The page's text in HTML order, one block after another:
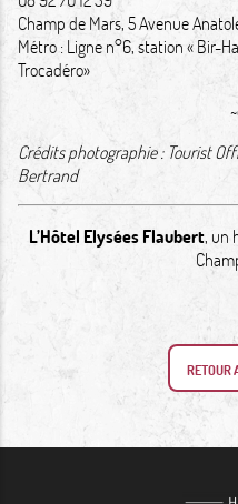
Champ de Mars, 5 Avenue
Métro: Ligne n°6, station « Bir-
Trocadéro»
Crédits photographie : Tourist
Bertrand
L’Hôtel Elysées Flaubert, un
RETOUR